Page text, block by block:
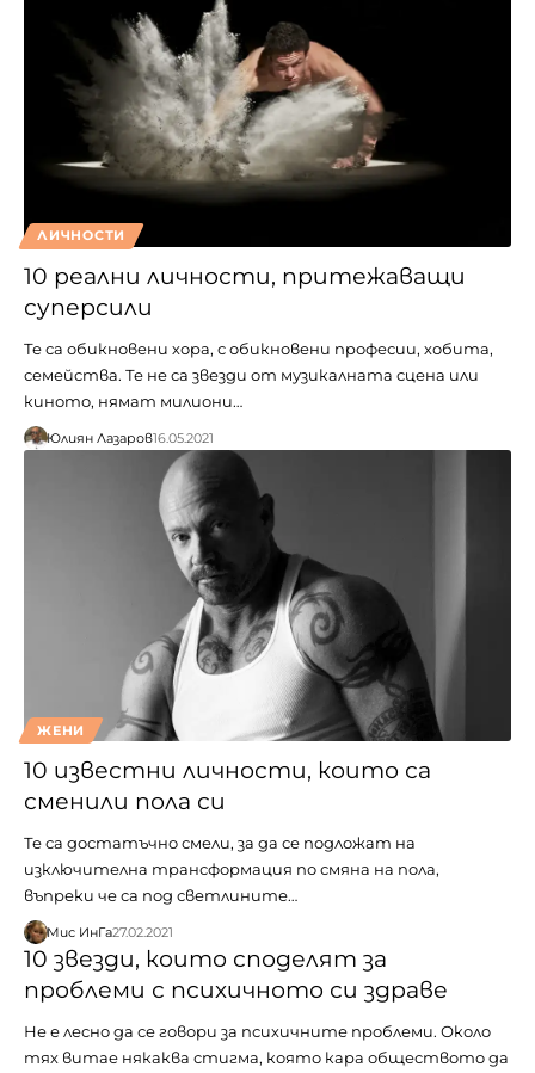
ЛИЧНОСТИ
10 реални личности, притежаващи
суперсили
Те са обикновени хора, с обикновени професии, хобита,
семейства. Те не са звезди от музикалната сцена или
киното, нямат милиони…
Юлиян Лазаров16.05.2021
ЖЕНИ
10 известни личности, които са
сменили пола си
Те са достатъчно смели, за да се подложат на
изключителна трансформация по смяна на пола,
въпреки че са под светлините…
Мис ИнГа27.02.2021
10 звезди, които споделят за
проблеми с психичното си здраве
Не е лесно да се говори за психичните проблеми. Около
тях витае някаква стигма, която кара обществото да